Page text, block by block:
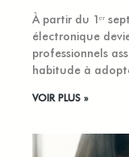
À partir du 1ᵉʳ
électronique
professionnels
habitude à
VOIR PLUS »